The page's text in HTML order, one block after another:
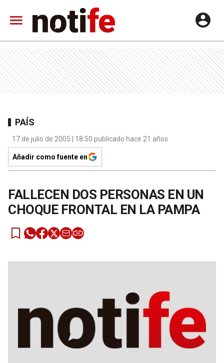
PAÍS
17 de julio de 2005 | 18:50 publicado hace 21 años
Añadir como fuente en
FALLECEN DOS PERSONAS EN UN
CHOQUE FRONTAL EN LA PAMPA